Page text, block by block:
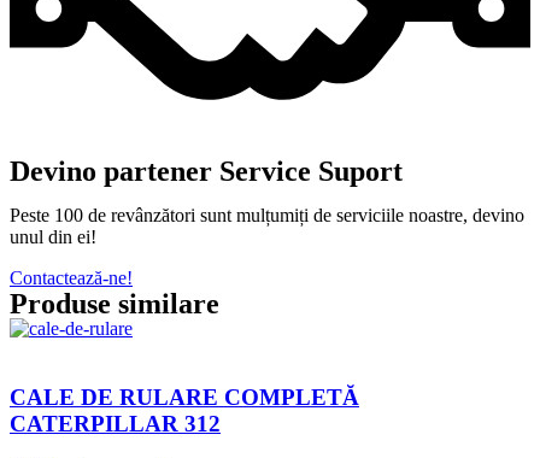
Devino partener Service Suport
Peste 100 de revânzători sunt mulțumiți de serviciile noastre, devino
unul din ei!
Contactează-ne!
Produse similare
CALE DE RULARE COMPLETĂ
CATERPILLAR 312